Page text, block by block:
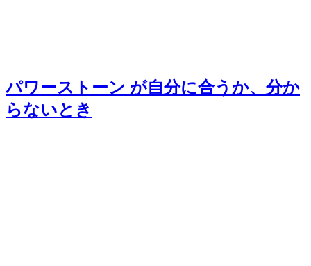
パワーストーン が自分に合うか、分か
らないとき